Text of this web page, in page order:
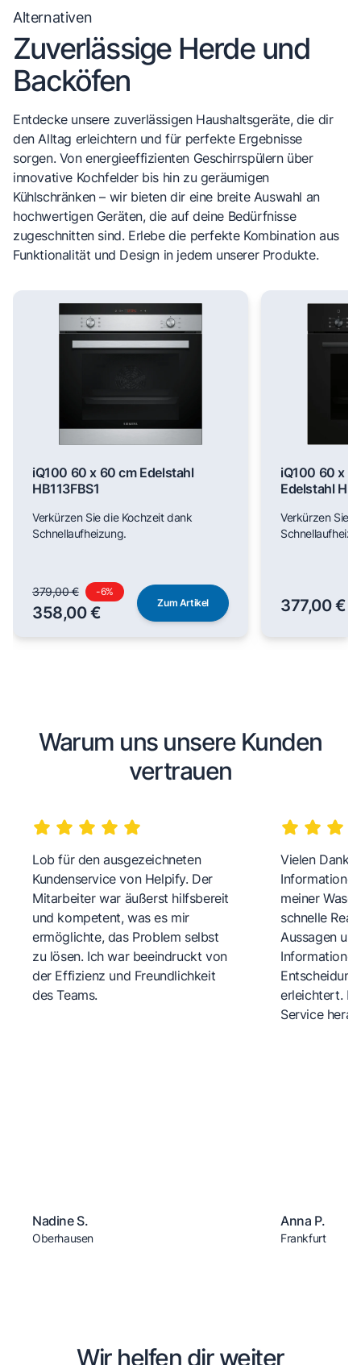
Alternativen
Zuverlässige Herde und
Backöfen
Entdecke unsere zuverlässigen Haushaltsgeräte, die dir
den Alltag erleichtern und für perfekte Ergebnisse
sorgen. Von energieeffizienten Geschirrspülern über
innovative Kochfelder bis hin zu geräumigen
Kühlschränken – wir bieten dir eine breite Auswahl an
hochwertigen Geräten, die auf deine Bedürfnisse
zugeschnitten sind. Erlebe die perfekte Kombination aus
Funktionalität und Design in jedem unserer Produkte.
iQ100 60 x 60 cm Edelstahl
HB113FBS1
Verkürzen Sie die Kochzeit dank
Schnellaufheizung.
379,00 € -6%
358,00 €
Zum Artikel
iQ100 60 x
Edelstahl
Verkürzen Sie
377,00 €
Warum uns unsere Kunden
vertrauen
Lob für den ausgezeichneten
Kundenservice von Helpify. Der
Mitarbeiter war äußerst hilfsbereit
und kompetent, was es mir
ermöglichte, das Problem selbst
zu lösen. Ich war beeindruckt von
der Effizienz und Freundlichkeit
des Teams.
Nadine S.
Oberhausen
Vielen Dank
meiner
schnelle
Aussagen
erleichtert.
Service
Anna P.
Frankfurt
Wir helfen dir weiter